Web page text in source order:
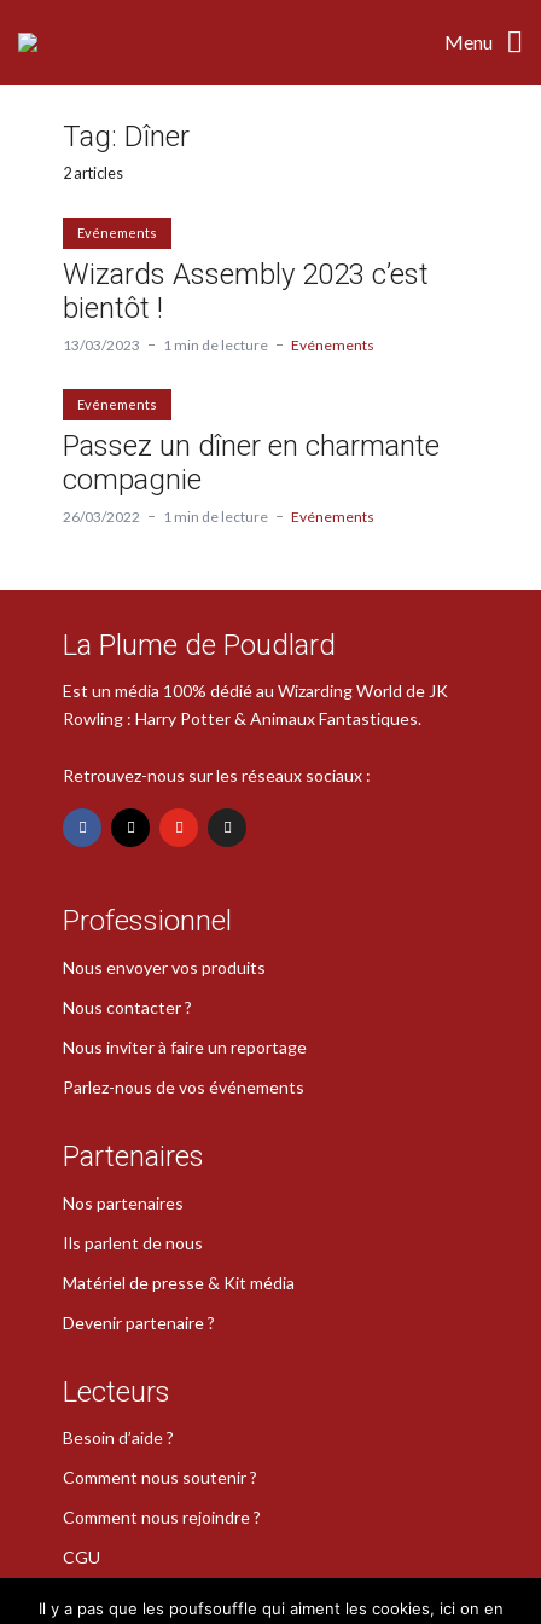
Menu
Tag: Dîner
2 articles
Evénements
Wizards Assembly 2023 c’est
bientôt !
13/03/2023 1 min de lecture Evénements
Evénements
Passez un dîner en charmante
compagnie
26/03/2022 1 min de lecture Evénements
La Plume de Poudlard
Est un média 100% dédié au Wizarding World de JK
Rowling : Harry Potter & Animaux Fantastiques.
Retrouvez-nous sur les réseaux sociaux :
Professionnel
Nous envoyer vos produits
Nous contacter ?
Nous inviter à faire un reportage
Parlez-nous de vos événements
Partenaires
Nos partenaires
Ils parlent de nous
Matériel de presse & Kit média
Devenir partenaire ?
Lecteurs
Besoin d’aide ?
Comment nous soutenir ?
Comment nous rejoindre ?
CGU
Il y a pas que les poufsouffle qui aiment les cookies, ici on en